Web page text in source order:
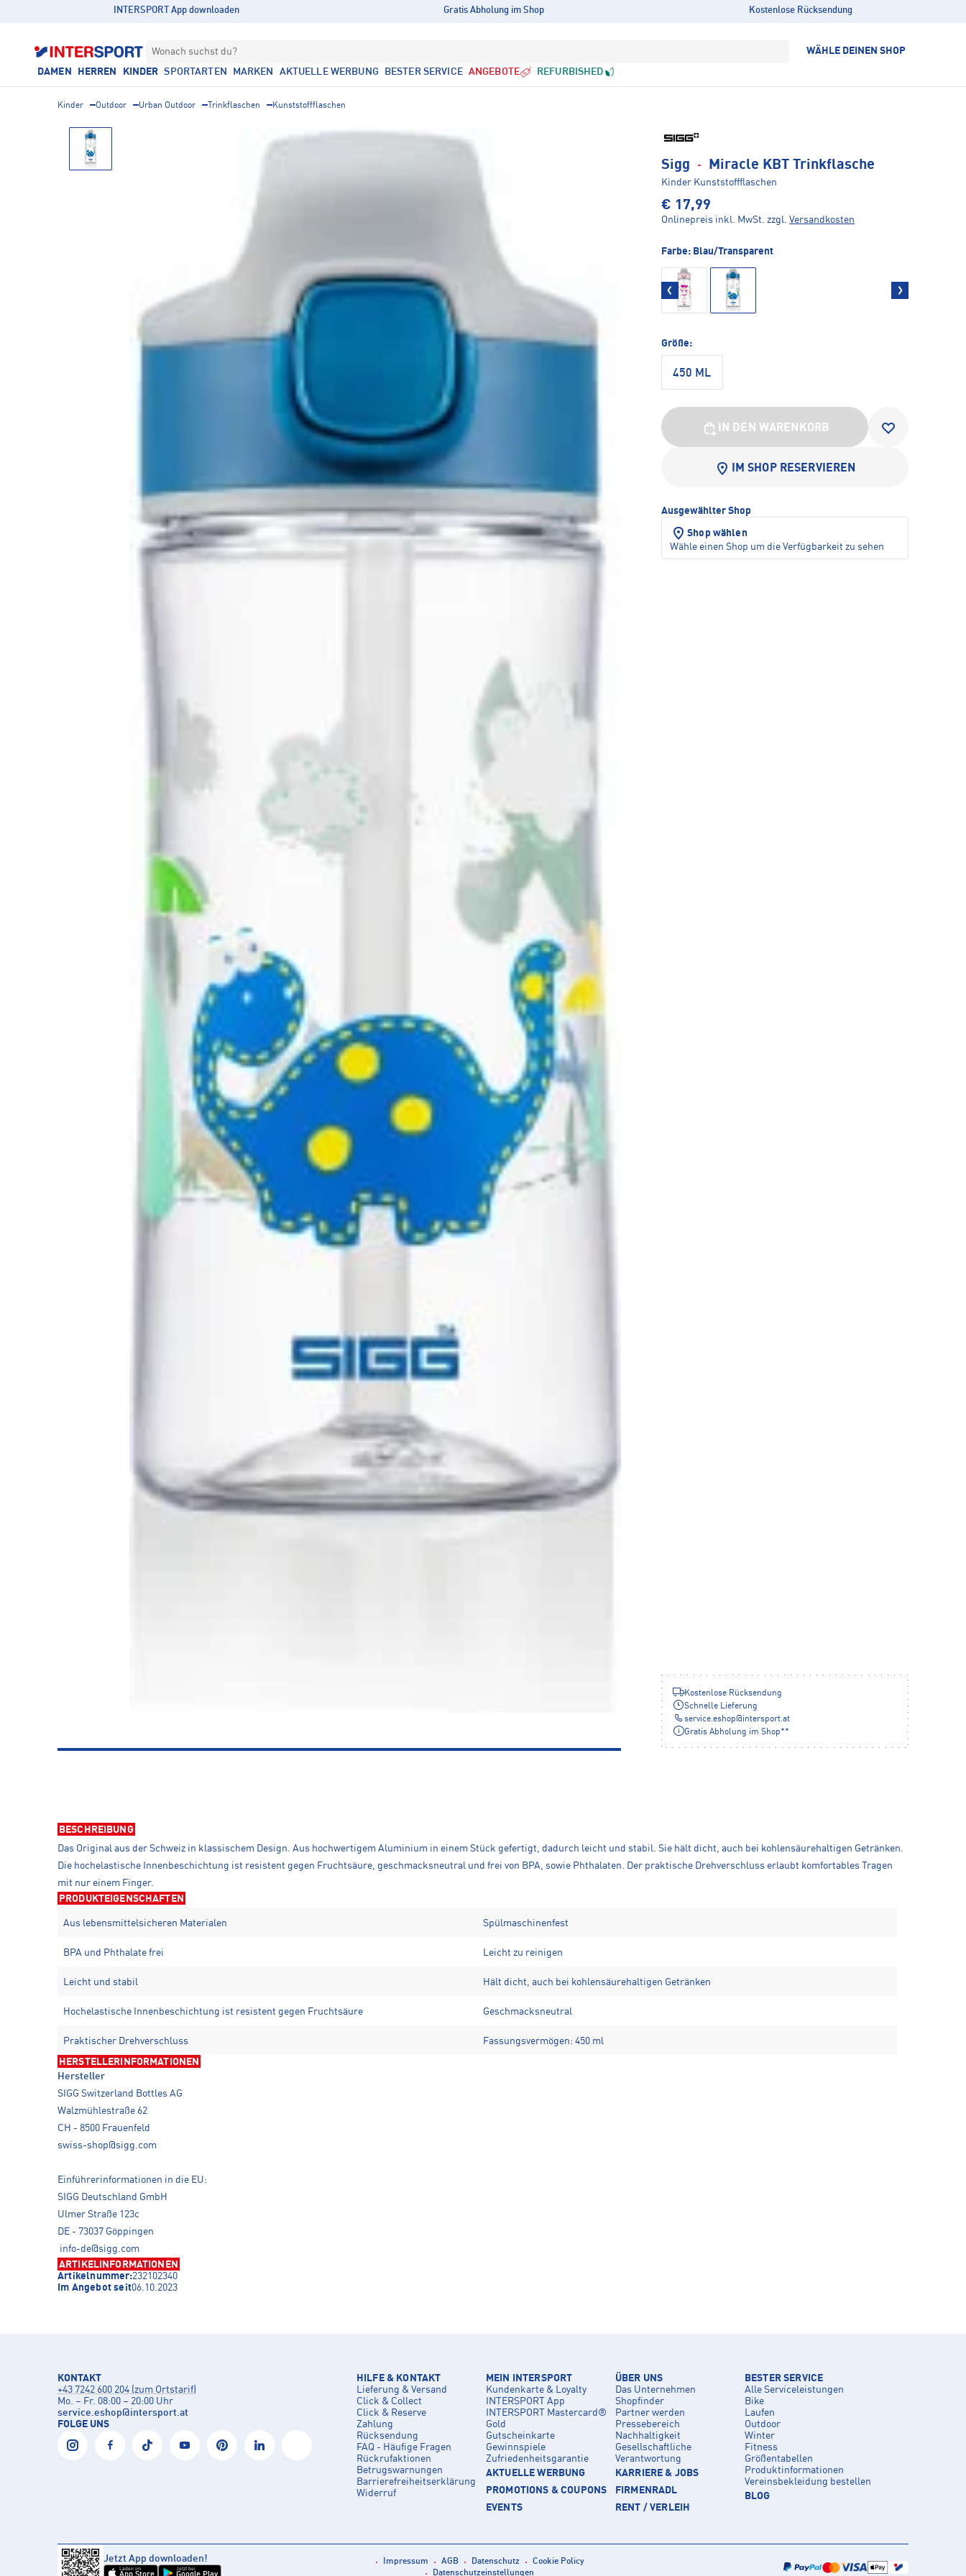
INTERSPORT App downloaden Gratis Abholung im Shop Kostenlose Rücksendung
Wonach suchst du? WÄHLE DEINEN SHOP
DAMEN HERREN KINDER SPORTARTEN MARKEN AKTUELLE WERBUNG BESTER SERVICE ANGEBOTE REFURBISHED
Kinder Outdoor Urban Outdoor Trinkflaschen Kunststoffflaschen
Sigg · Miracle KBT Trinkflasche
Kinder Kunststoffflaschen
€ 17,99
Onlinepreis inkl. MwSt. zzgl. Versandkosten
Farbe: Blau/Transparent
Größe:
450 ML
IN DEN WARENKORB
IM SHOP RESERVIEREN
Ausgewählter Shop
Shop wählen
Wähle einen Shop um die Verfügbarkeit zu sehen
Kostenlose Rücksendung
Schnelle Lieferung
service.eshop@intersport.at
Gratis Abholung im Shop**
BESCHREIBUNG
Das Original aus der Schweiz in klassischem Design. Aus hochwertigem Aluminium in einem Stück gefertigt, dadurch leicht und stabil. Sie hält dicht, auch bei kohlensäurehaltigen Getränken.
Die hochelastische Innenbeschichtung ist resistent gegen Fruchtsäure, geschmacksneutral und frei von BPA, sowie Phthalaten. Der praktische Drehverschluss erlaubt komfortables Tragen
mit nur einem Finger.
PRODUKTEIGENSCHAFTEN
Aus lebensmittelsicheren Materialen Spülmaschinenfest
BPA und Phthalate frei Leicht zu reinigen
Leicht und stabil Hält dicht, auch bei kohlensäurehaltigen Getränken
Hochelastische Innenbeschichtung ist resistent gegen Fruchtsäure Geschmacksneutral
Praktischer Drehverschluss Fassungsvermögen: 450 ml
HERSTELLERINFORMATIONEN
Hersteller
SIGG Switzerland Bottles AG
Walzmühlestraße 62
CH - 8500 Frauenfeld
swiss-shop@sigg.com
Einführerinformationen in die EU:
SIGG Deutschland GmbH
Ulmer Straße 123c
DE - 73037 Göppingen
info-de@sigg.com
ARTIKELINFORMATIONEN
Artikelnummer:232102340
Im Angebot seit06.10.2023
KONTAKT
+43 7242 600 204 (zum Ortstarif)
Mo. – Fr. 08:00 – 20:00 Uhr
service.eshop@intersport.at
FOLGE UNS
HILFE & KONTAKT
Lieferung & Versand
Click & Collect
Click & Reserve
Zahlung
Rücksendung
FAQ - Häufige Fragen
Rückrufaktionen
Betrugswarnungen
Barrierefreiheitserklärung
Widerruf
MEIN INTERSPORT
Kundenkarte & Loyalty
INTERSPORT App
INTERSPORT Mastercard®
Gold
Gutscheinkarte
Gewinnspiele
Zufriedenheitsgarantie
AKTUELLE WERBUNG
PROMOTIONS & COUPONS
EVENTS
ÜBER UNS
Das Unternehmen
Shopfinder
Partner werden
Pressebereich
Nachhaltigkeit
Gesellschaftliche
Verantwortung
KARRIERE & JOBS
FIRMENRADL
RENT / VERLEIH
BESTER SERVICE
Alle Serviceleistungen
Bike
Laufen
Outdoor
Winter
Fitness
Größentabellen
Produktinformationen
Vereinsbekleidung bestellen
BLOG
Jetzt App downloaden!
Laden im Jetzt bei
Impressum AGB Datenschutz
Cookie Policy
Datenschutzeinstellungen